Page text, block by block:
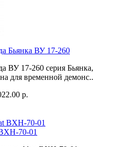
Бьянка ВУ 17-260
ВУ 17-260 серия Бьянка,
для временной демонс..
р.
70-01